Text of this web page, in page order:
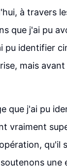
à travers
que j'ai pu
pu identifier
mais
que j'ai pu
vraiment
qu'il